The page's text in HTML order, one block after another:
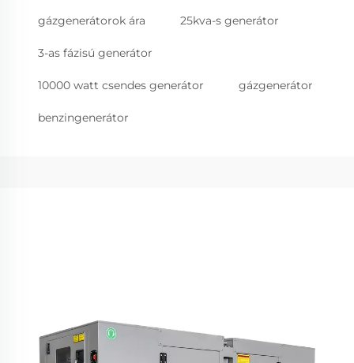
gázgenerátorok ára 25kva-s generátor
3-as fázisú generátor
10000 watt csendes generátor gázgenerátor
benzingenerátor